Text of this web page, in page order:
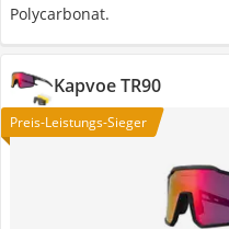
Polycarbonat.
Kapvoe TR90
Preis-Leistungs-Sieger